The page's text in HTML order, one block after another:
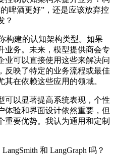
啤酒更好”，还是应该放弃控
？
建的认知架构类型。如果
业务。未来，模型提供商会专
业可以直接使用这些来解决问
反映了特定的业务流程或最佳
在依赖这些应用的领域。
以显著提高系统表现，个性
体验和界面设计依然重要，但
重要优势。我认为通用和定制
和 LangGraph 吗？